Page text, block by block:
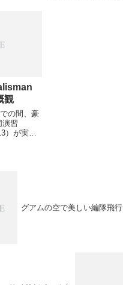
トを掲載
観
の間、豪
演習
）が実施
グアムの空で美しい編隊飛行